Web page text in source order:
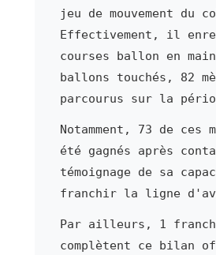
jeu de mouvement du
Effectivement, il
courses ballon en
ballons touchés, 82
parcourus sur la
Notamment, 73 de ces
été gagnés après
témoignage de sa
franchir la ligne
Par ailleurs, 1
complètent ce bilan